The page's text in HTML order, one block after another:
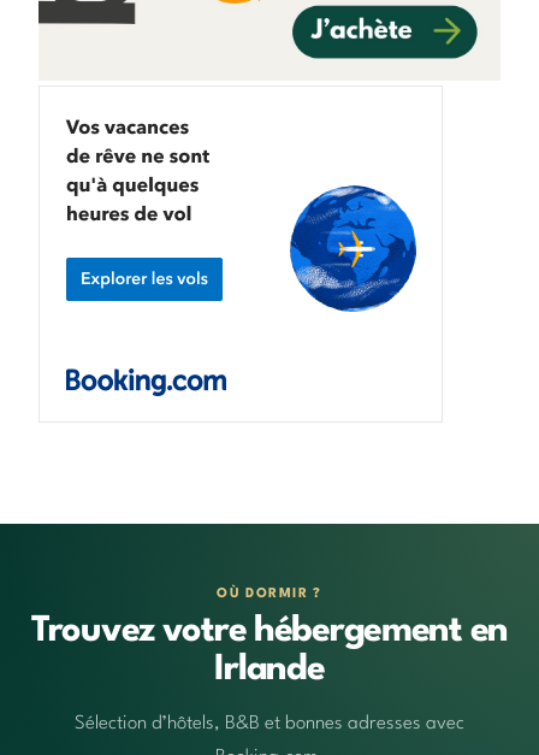
OÙ DORMIR ?
Trouvez votre hébergement en
Irlande
Sélection d’hôtels, B&B et bonnes adresses avec